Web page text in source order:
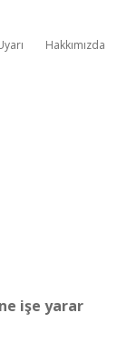
Hakkımızda
işe yarar